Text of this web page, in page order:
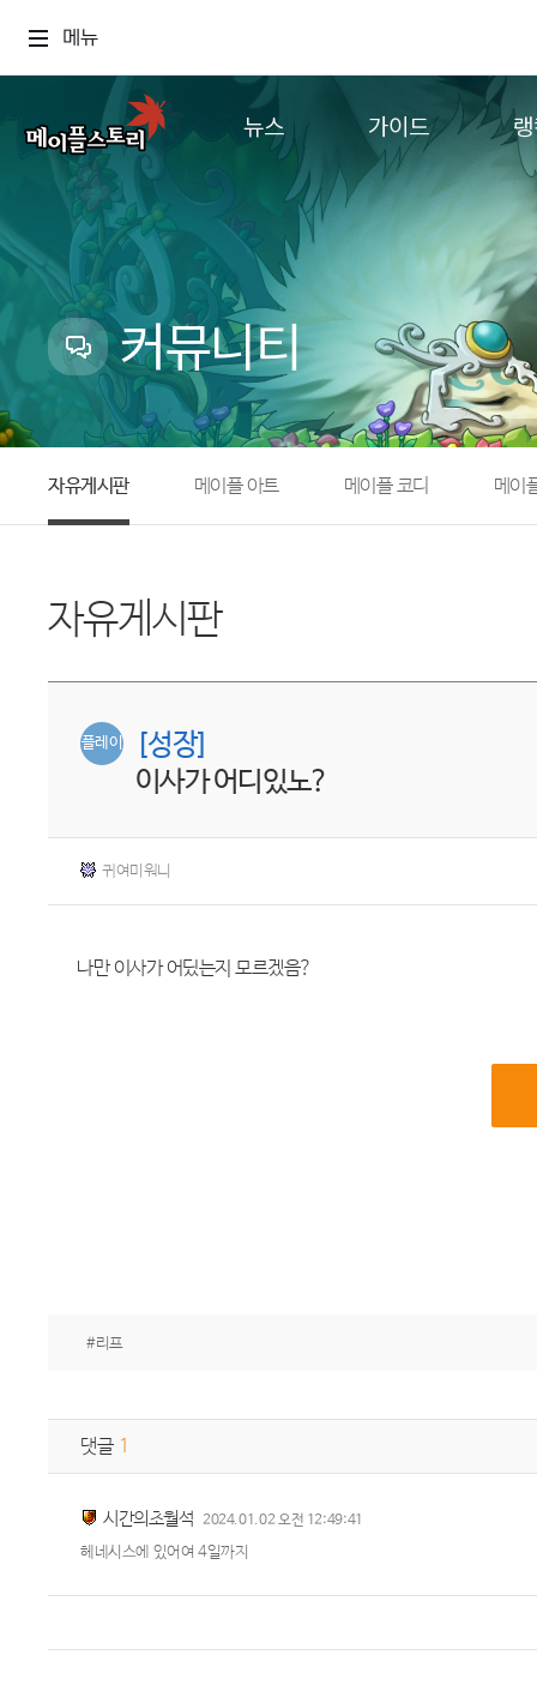
메뉴
뉴스
업데이트
이벤트
캐시샵 공지
메이플 알림판
with maple
가이드
추가정보
컨텐
커뮤니티
자유게시판 메이플 아트 메이플 코디 메이
자유게시판
플레이
[성장]
이사가 어디있노?
귀여미워니
나만 이사가 어딨는지 모르겠음?
#리프
댓글 1
시간의초월석 2024.01.02 오전 12:49:41
헤네시스에 있어여 4일까지